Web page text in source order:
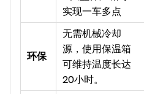
实现一车多点
环保
无需机械冷却
源，使用保温箱
可维持温度长达
20小时。